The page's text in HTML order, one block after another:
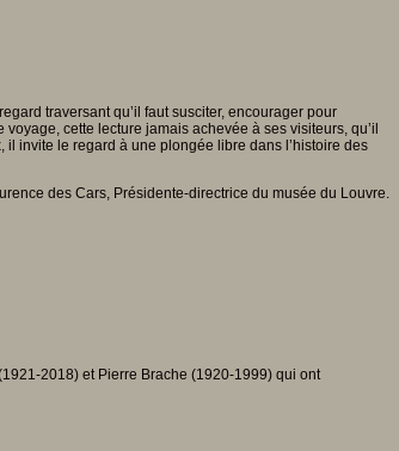
traversant qu’il faut susciter, encourager pour
cette lecture jamais achevée à ses visiteurs, qu’il
invite le regard à une plongée libre dans l’histoire des
des Cars, Présidente-directrice du musée du Louvre.
2018) et Pierre Brache (1920-1999) qui ont